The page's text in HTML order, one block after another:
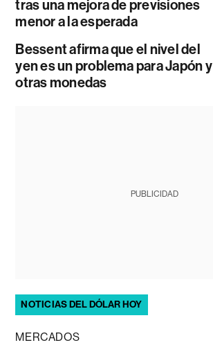
tras una mejora de previsiones
menor a la esperada
Bessent afirma que el nivel del
yen es un problema para Japón y
otras monedas
PUBLICIDAD
NOTICIAS DEL DÓLAR HOY
MERCADOS